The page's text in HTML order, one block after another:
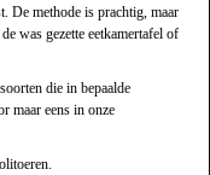
De methode is prachtig, maar
was gezette eetkamertafel of
die in bepaalde
maar eens in onze